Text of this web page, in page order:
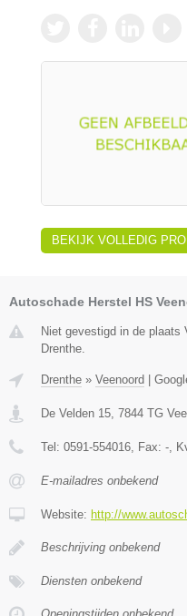
BEKIJK VOLLEDIG
Autoschade Herstel HS
Niet gevestigd in de plaats
Drenthe.
Drenthe » Veenoord |
De Velden 15 7844 TG
Tel: 0591-554016 , Fax: - ,
E-mailadres onbekend
Website: http://
Beschrijving onbekend
Diensten onbekend